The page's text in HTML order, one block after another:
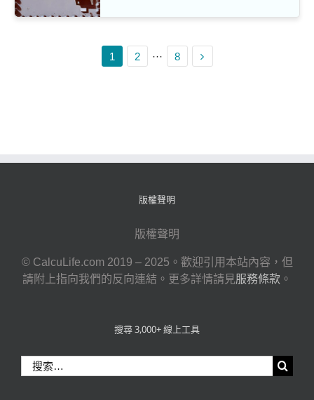
1 2 ··· 8
版權聲明
版權聲明
© CalcuLife.com 2019 – 2025。歡迎引用本站內容，但
請附上指向我們的反向連結。更多詳情請見服務條款 。
搜尋 3,000+ 線上工具
索